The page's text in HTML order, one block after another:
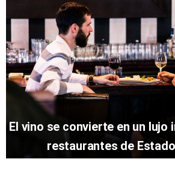
El vino se convierte en un lujo
restaurantes de